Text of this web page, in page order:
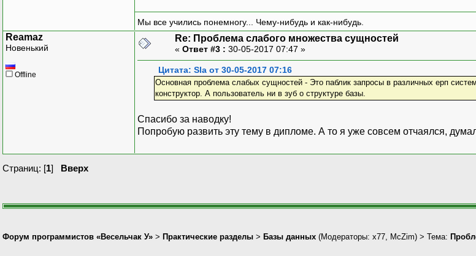
Мы все учились понемногу... Чему-нибудь и как-нибудь.
Reamaz
Новенький
Offline
Re: Проблема слабого множества сущностей
« Ответ #3 : 30-05-2017 07:47 »
Цитата: Sla от 30-05-2017 07:16
Основная проблема слабых сущностей - Это паблик запросы в различных ерп
конструктор. А пользователь ни в зуб о структуре базы.
Спасибо за наводку!
Попробую развить эту тему в дипломе. А то я уже совсем отчаялся,
Страниц: [1] Вверх
Форум программистов «Весельчак У» > Практические разделы > Базы данных (Модераторы: x77 McZim) > Тема: